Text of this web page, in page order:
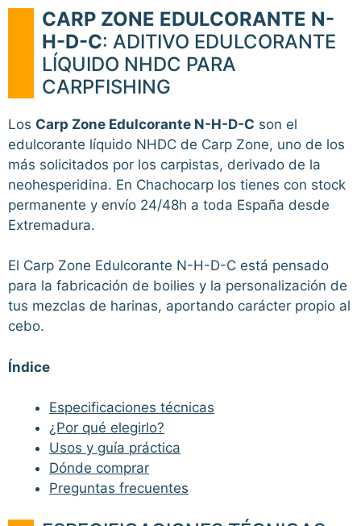
CARP ZONE EDULCORANTE N-
H-D-C: ADITIVO EDULCORANTE
LÍQUIDO NHDC PARA
CARPFISHING
Los Carp Zone Edulcorante N-H-D-C son el
edulcorante líquido NHDC de Carp Zone, uno de los
más solicitados por los carpistas, derivado de la
neohesperidina. En Chachocarp los tienes con stock
permanente y envío 24/48h a toda España desde
Extremadura.
El Carp Zone Edulcorante N-H-D-C está pensado
para la fabricación de boilies y la personalización de
tus mezclas de harinas, aportando carácter propio al
cebo.
Índice
Especificaciones técnicas
¿Por qué elegirlo?
Usos y guía práctica
Dónde comprar
Preguntas frecuentes